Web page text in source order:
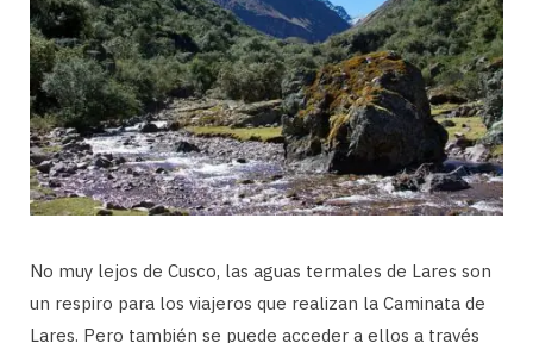
No muy lejos de Cusco, las aguas termales de Lares son
un respiro para los viajeros que realizan la Caminata de
Lares. Pero también se puede acceder a ellos a través